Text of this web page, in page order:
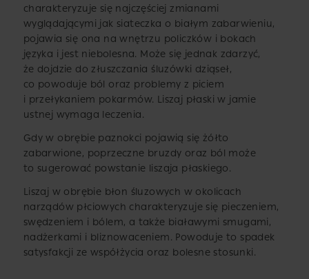
charakteryzuje się najczęściej zmianami
wyglądającymi jak siateczka o białym zabarwieniu,
pojawia się ona na wnętrzu policzków i bokach
języka i jest niebolesna. Może się jednak zdarzyć,
że dojdzie do złuszczania śluzówki dziąseł,
co powoduje ból oraz problemy z piciem
i przełykaniem pokarmów. Liszaj płaski w jamie
ustnej wymaga leczenia.
Gdy w obrębie paznokci pojawią się żółto
zabarwione, poprzeczne bruzdy oraz ból może
to sugerować powstanie liszaja płaskiego.
Liszaj w obrębie błon śluzowych w okolicach
narządów płciowych charakteryzuje się pieczeniem,
swędzeniem i bólem, a także białawymi smugami,
nadżerkami i bliznowaceniem. Powoduje to spadek
satysfakcji ze współżycia oraz bolesne stosunki.